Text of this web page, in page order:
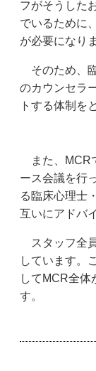
フがそうした
でいるために
が必要になり
そのため、
のカウンセラ
トする体制を
また、MCR
ース会議を行
る臨床心理士
互いにアドバ
スタッフ全
しています。
してMCR全体
す。